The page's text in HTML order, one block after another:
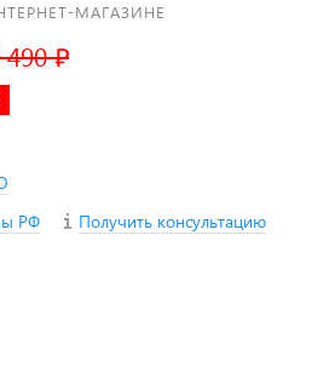
МАГАЗИНЕ
490 ₽
РФ
Получить консультацию